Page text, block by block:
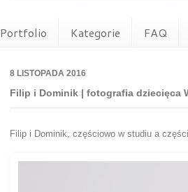
Portfolio Kategorie FAQ
8 LISTOPADA 2016
Filip i Dominik | fotografia dziecięca
Filip i Dominik, częściowo w studiu a